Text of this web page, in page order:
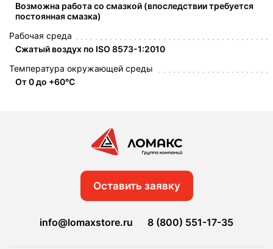
Возможна работа со смазкой (впоследствии требуется
постоянная смазка)
Рабочая среда
Сжатый воздух по ISO 8573-1:2010
Температура окружающей среды
От 0 до +60°C
Оставить заявку
info@lomaxstore.ru 8 (800) 551-17-35